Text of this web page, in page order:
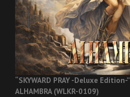
“SKYWARD PRAY -Deluxe Edition-”
ALHAMBRA (WLKR-0109)